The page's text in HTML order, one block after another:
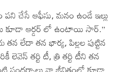
పని చేసే ఆఫీసు, మనం ఉండే ఇల్లు
కూడా ఆర్డర్ లో ఉంటాయి సార్.”
తన లేదా తన భార్య, పిల్లల పుట్టిన
తర్టి టీ, త్రి తర్టి టీని తన